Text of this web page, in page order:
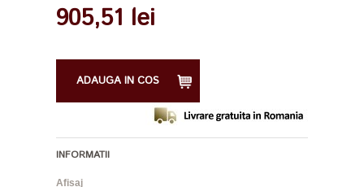
905,51 lei
ADAUGA IN COS
INFORMATII
Afișaj